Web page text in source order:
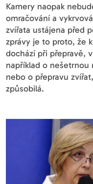
Kamery naopak
omračování a
zvířata ustájena před
zprávy je to proto, že
dochází při přepravě,
například o nešetrnou
nebo o přepravu
způsobilá.